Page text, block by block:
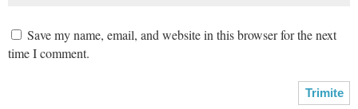
Save my name, email, and website in this browser for the next
time I comment.